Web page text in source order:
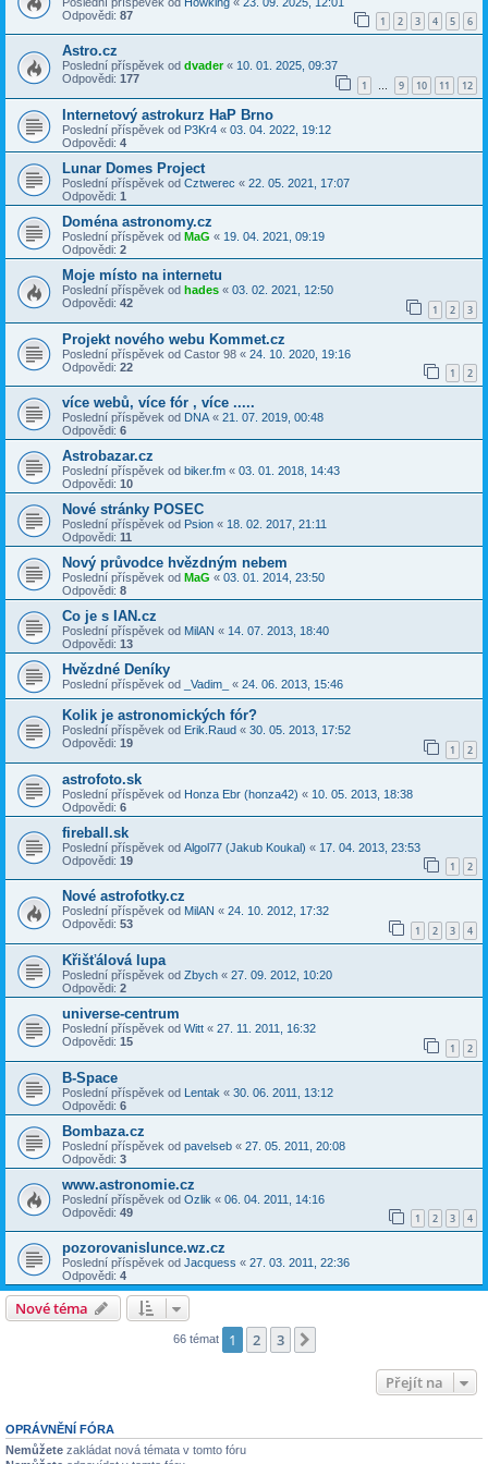
Odpovědi: 87 1 2 3 4 5 6
Astro.cz
Poslední příspěvek od dvader« 10. 01. 2025, 09:37
Odpovědi: 177 1 … 9 10 11 12
Internetový astrokurz HaP Brno
Poslední příspěvek od P3Kr4 « 03. 04. 2022, 19:12
Odpovědi: 4
Lunar Domes Project
Poslední příspěvek od Cztwerec « 22. 05. 2021, 17:07
Odpovědi: 1
Doména astronomy.cz
Poslední příspěvek od MaG « 19. 04. 2021, 09:19
Odpovědi: 2
Moje místo na internetu
Poslední příspěvek od hades « 03. 02. 2021, 12:50
Odpovědi: 42 1 2 3
Projekt nového webu Kommet.cz
Poslední příspěvek od Castor 98 « 24. 10. 2020, 19:16
Odpovědi: 22 1 2
více webů, více fór , více .....
Poslední příspěvek od DNA « 21. 07. 2019, 00:48
Odpovědi: 6
Astrobazar.cz
Poslední příspěvek od biker.fm « 03. 01. 2018, 14:43
Odpovědi: 10
Nové stránky POSEC
Poslední příspěvek od Psion « 18. 02. 2017, 21:11
Odpovědi: 11
Nový průvodce hvězdným nebem
Poslední příspěvek od MaG « 03. 01. 2014, 23:50
Odpovědi: 8
Co je s IAN.cz
Poslední příspěvek od MilAN « 14. 07. 2013, 18:40
Odpovědi: 13
Hvězdné Deníky
Poslední příspěvek od _Vadim_ « 24. 06. 2013, 15:46
Kolik je astronomických fór?
Poslední příspěvek od Erik.Raud « 30. 05. 2013, 17:52
Odpovědi: 19 1 2
astrofoto.sk
Poslední příspěvek od Honza Ebr (honza42) « 10. 05. 2013, 18:38
Odpovědi: 6
fireball.sk
Poslední příspěvek od Algol77 (Jakub Koukal) « 17. 04. 2013, 23:53
Odpovědi: 19 1 2
Nové astrofotky.cz
Poslední příspěvek od MilAN « 24. 10. 2012, 17:32
Odpovědi: 53 1 2 3 4
Křišťálová lupa
Poslední příspěvek od Zbych « 27. 09. 2012, 10:20
Odpovědi: 2
universe-centrum
Poslední příspěvek od Witt « 27. 11. 2011, 16:32
Odpovědi: 15 1 2
B-Space
Poslední příspěvek od Lentak « 30. 06. 2011, 13:12
Odpovědi: 6
Bombaza.cz
Poslední příspěvek od pavelseb « 27. 05. 2011, 20:08
Odpovědi: 3
www.astronomie.cz
Poslední příspěvek od Ozlik « 06. 04. 2011, 14:16
Odpovědi: 49 1 2 3 4
pozorovanislunce.wz.cz
Poslední příspěvek od Jacquess « 27. 03. 2011, 22:36
Odpovědi: 4
Nové téma
66 témat 1 2 3
Přejít na
OPRÁVNĚNÍ FÓRA
Nemůžete zakládat nová témata v tomto fóru